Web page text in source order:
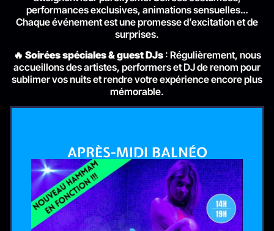
performances exclusives, animations sensuelles…
Chaque événement est une promesse d’excitation et de
surprises.
🔥 Soirées spéciales & guest DJs: Régulièrement, nous
accueillons des artistes, performers et DJ de renom pour
sublimer vos nuits et rendre votre expérience encore plus
mémorable.
APRÈS-MIDI BALNÉO